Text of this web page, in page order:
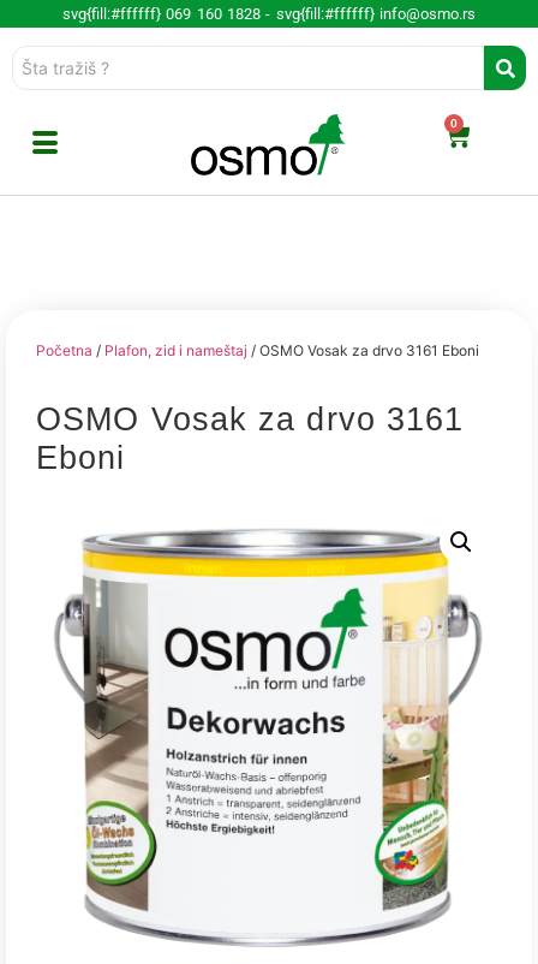
svg{fill:#ffffff} 069 160 1828 - svg{fill:#ffffff} info@osmo.rs
0
Početna / Plafon, zid i nameštaj / OSMO Vosak za drvo 3161 Eboni
OSMO Vosak za drvo 3161
Eboni